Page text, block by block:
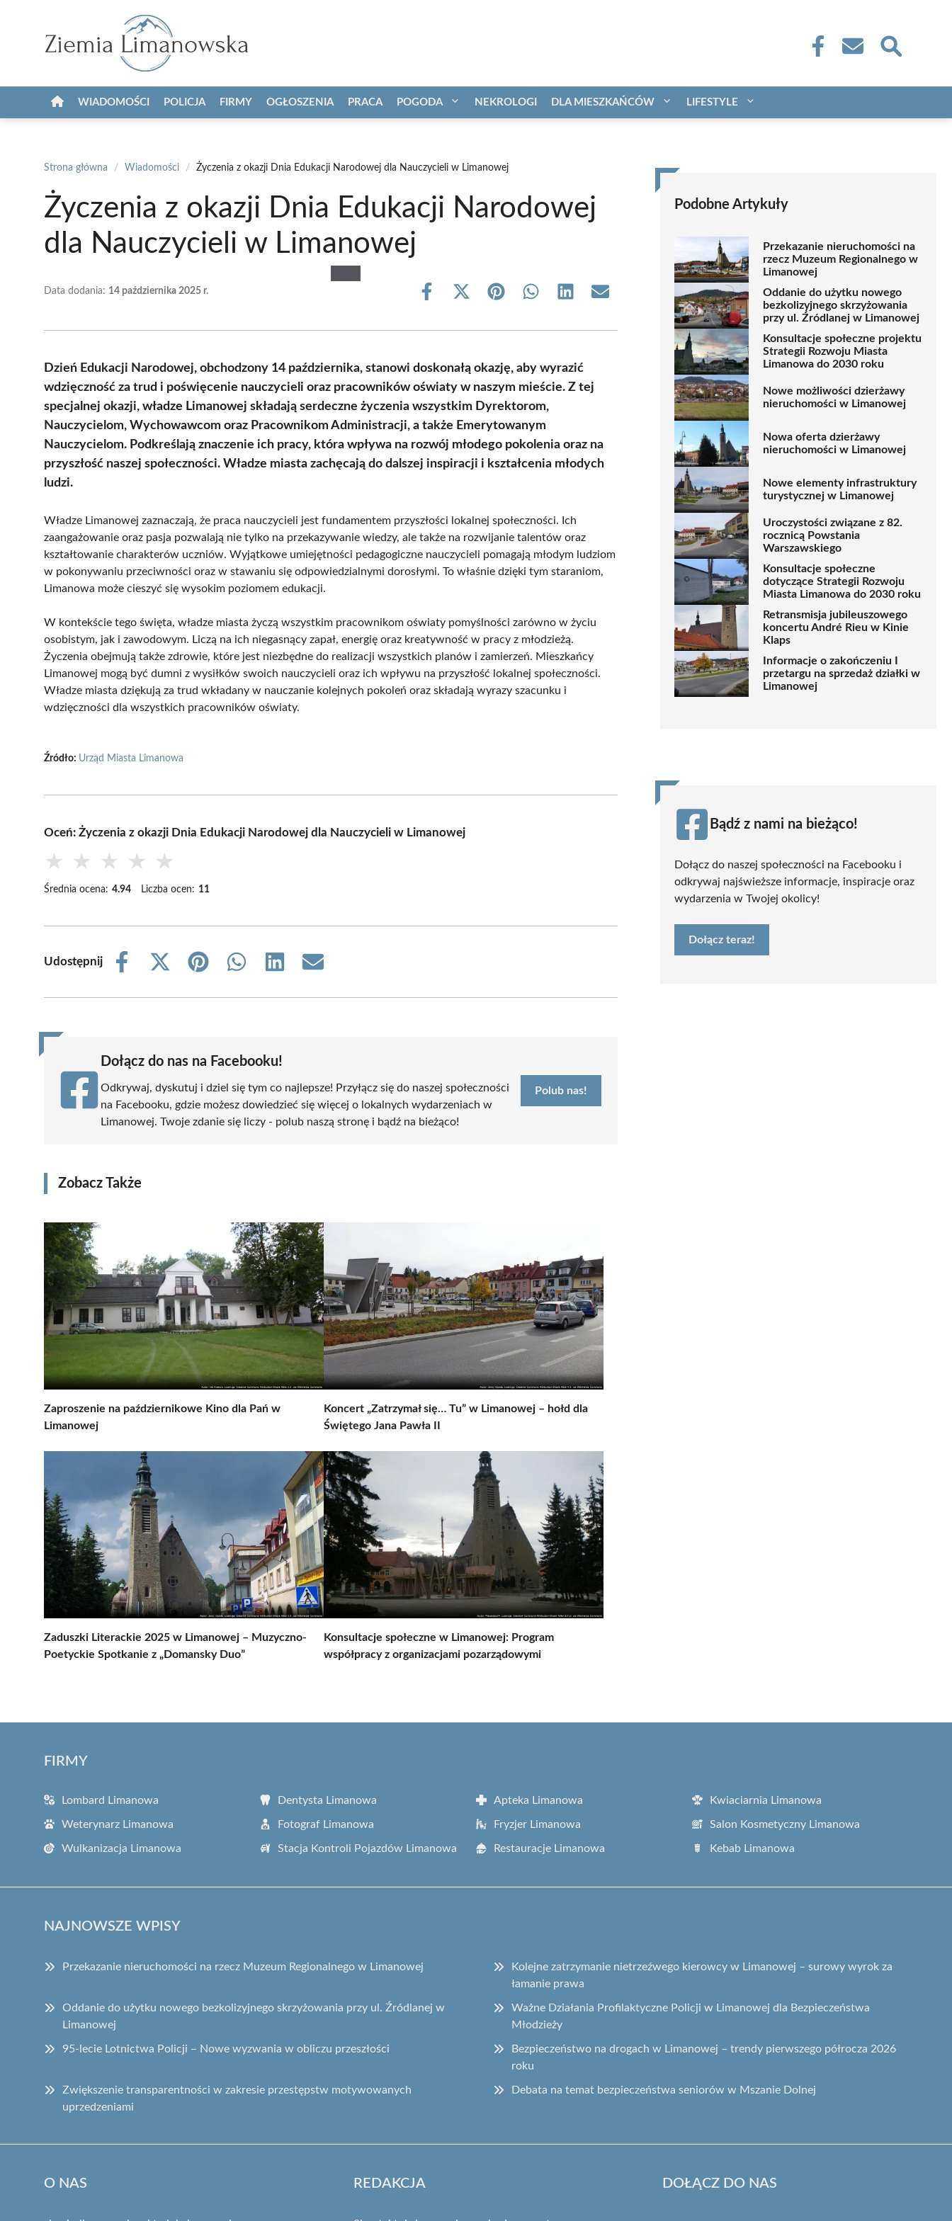
WIADOMOŚCI POLICJA FIRMY OGŁOSZENIA PRACA POGODA NEKROLOGI DLA MIESZKAŃCÓW LIFESTYLE
Strona główna / Wiadomości / Życzenia z okazji Dnia Edukacji Narodowej dla Nauczycieli w Limanowej
Życzenia z okazji Dnia Edukacji Narodowej
dla Nauczycieli w Limanowej
Data dodania: 14 października 2025 r.
Share
Share
(Twitter)
Share Share Share Share
Dzień Edukacji Narodowej, obchodzony 14 października, stanowi doskonałą okazję, aby wyrazić
wdzięczność za trud i poświęcenie nauczycieli oraz pracowników oświaty w naszym mieście. Z tej
specjalnej okazji, władze Limanowej składają serdeczne życzenia wszystkim Dyrektorom,
Nauczycielom, Wychowawcom oraz Pracownikom Administracji, a także Emerytowanym
Nauczycielom. Podkreślają znaczenie ich pracy, która wpływa na rozwój młodego pokolenia oraz na
przyszłość naszej społeczności. Władze miasta zachęcają do dalszej inspiracji i kształcenia młodych
ludzi.
Władze Limanowej zaznaczają, że praca nauczycieli jest fundamentem przyszłości lokalnej społeczności. Ich
zaangażowanie oraz pasja pozwalają nie tylko na przekazywanie wiedzy, ale także na rozwijanie talentów oraz
kształtowanie charakterów uczniów. Wyjątkowe umiejętności pedagogiczne nauczycieli pomagają młodym ludziom
w pokonywaniu przeciwności oraz w stawaniu się odpowiedzialnymi dorosłymi. To właśnie dzięki tym staraniom,
Limanowa może cieszyć się wysokim poziomem edukacji.
W kontekście tego święta, władze miasta życzą wszystkim pracownikom oświaty pomyślności zarówno w życiu
osobistym, jak i zawodowym. Liczą na ich niegasnący zapał, energię oraz kreatywność w pracy z młodzieżą.
Życzenia obejmują także zdrowie, które jest niezbędne do realizacji wszystkich planów i zamierzeń. Mieszkańcy
Limanowej mogą być dumni z wysiłków swoich nauczycieli oraz ich wpływu na przyszłość lokalnej społeczności.
Władze miasta dziękują za trud wkładany w nauczanie kolejnych pokoleń oraz składają wyrazy szacunku i
wdzięczności dla wszystkich pracowników oświaty.
Źródło: Urząd Miasta Limanowa
Oceń: Życzenia z okazji Dnia Edukacji Narodowej dla Nauczycieli w Limanowej
★ ★ ★ ★ ★
Średnia ocena: 4.94 Liczba ocen: 11
Udostępnij
Share
Share
(Twitter)
Share
Share
Share
Share
Dołącz do nas na Facebooku!
Odkrywaj, dyskutuj i dziel się tym co najlepsze! Przyłącz się do naszej społeczności
na Facebooku, gdzie możesz dowiedzieć się więcej o lokalnych wydarzeniach w
Limanowej. Twoje zdanie się liczy - polub naszą stronę i bądź na bieżąco!
Polub nas!
Zobacz Także
Zaproszenie na październikowe Kino dla Pań w
Limanowej
Koncert „Zatrzymał się… Tu” w Limanowej – hołd dla
Świętego Jana Pawła II
Zaduszki Literackie 2025 w Limanowej – Muzyczno-
Poetyckie Spotkanie z „Domansky Duo”
Konsultacje społeczne w Limanowej: Program
współpracy z organizacjami pozarządowymi
Podobne Artykuły
Przekazanie nieruchomości na
rzecz Muzeum Regionalnego w
Limanowej
Oddanie do użytku nowego
bezkolizyjnego skrzyżowania
przy ul. Źródlanej w Limanowej
Konsultacje społeczne projektu
Strategii Rozwoju Miasta
Limanowa do 2030 roku
Nowe możliwości dzierżawy
nieruchomości w Limanowej
Nowa oferta dzierżawy
nieruchomości w Limanowej
Nowe elementy infrastruktury
turystycznej w Limanowej
Uroczystości związane z 82.
rocznicą Powstania
Warszawskiego
Konsultacje społeczne
dotyczące Strategii Rozwoju
Miasta Limanowa do 2030 roku
Retransmisja jubileuszowego
koncertu André Rieu w Kinie
Klaps
Informacje o zakończeniu I
przetargu na sprzedaż działki w
Limanowej
Bądź z nami na bieżąco!
Dołącz do naszej społeczności na Facebooku i
odkrywaj najświeższe informacje, inspiracje oraz
wydarzenia w Twojej okolicy!
Dołącz teraz!
FIRMY
Lombard Limanowa Dentysta Limanowa Apteka Limanowa Kwiaciarnia Limanowa
Weterynarz Limanowa Fotograf Limanowa Fryzjer Limanowa Salon Kosmetyczny Limanowa
Wulkanizacja Limanowa Stacja Kontroli Pojazdów Limanowa Restauracje Limanowa Kebab Limanowa
NAJNOWSZE WPISY
Przekazanie nieruchomości na rzecz Muzeum Regionalnego w Limanowej
Kolejne zatrzymanie nietrzeźwego kierowcy w Limanowej – surowy wyrok za
łamanie prawa
Oddanie do użytku nowego bezkolizyjnego skrzyżowania przy ul. Źródlanej w
Limanowej
Ważne Działania Profilaktyczne Policji w Limanowej dla Bezpieczeństwa
Młodzieży
95-lecie Lotnictwa Policji – Nowe wyzwania w obliczu przeszłości
Bezpieczeństwo na drogach w Limanowej – trendy pierwszego półrocza 2026
roku
Zwiększenie transparentności w zakresie przestępstw motywowanych
uprzedzeniami
Debata na temat bezpieczeństwa seniorów w Mszanie Dolnej
O NAS REDAKCJA DOŁĄCZ DO NAS